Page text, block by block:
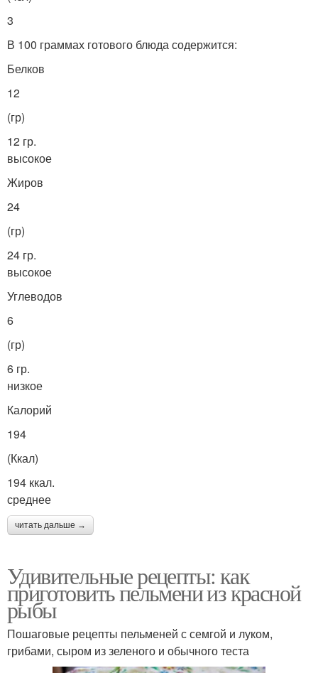
3
В 100 граммах готового блюда содержится:
Белков
12
(гр)
12 гр.
высокое
Жиров
24
(гр)
24 гр.
высокое
Углеводов
6
(гр)
6 гр.
низкое
Калорий
194
(Ккал)
194 ккал.
среднее
читать дальше →
Удивительные рецепты: как
приготовить пельмени из красной
рыбы
Пошаговые рецепты пельменей с семгой и луком,
грибами, сыром из зеленого и обычного теста